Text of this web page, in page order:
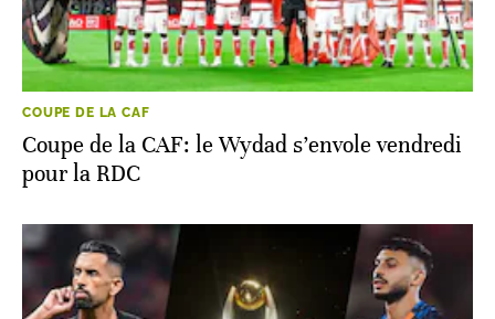
COUPE DE LA CAF
Coupe de la CAF: le Wydad s’envole vendredi
pour la RDC